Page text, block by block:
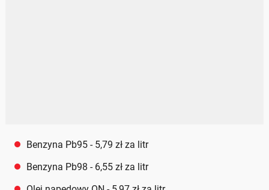
Benzyna Pb95 - 5,79 zł za litr
Benzyna Pb98 - 6,55 zł za litr